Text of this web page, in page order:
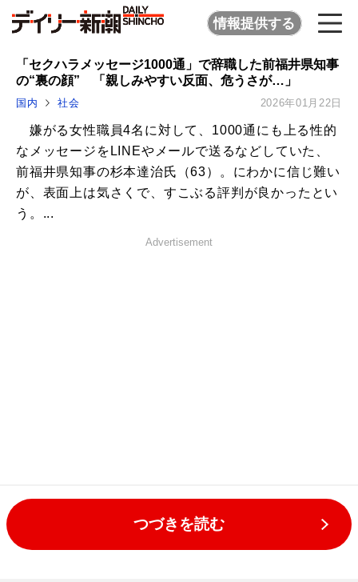
情報提供する
「セクハラメッセージ1000通」で辞職した前福井県知事
の“裏の顔” 「親しみやすい反面、危うさが…」
国内 社会 2026年01月22日
嫌がる女性職員4名に対して、1000通にも上る性的
なメッセージをLINEやメールで送るなどしていた、
前福井県知事の杉本達治氏（63）。にわかに信じ難い
が、表面上は気さくで、すこぶる評判が良かったとい
う。...
Advertisement
つづきを読む